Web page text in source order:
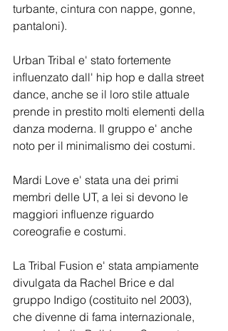
turbante, cintura con nappe, gonne,
pantaloni).
Urban Tribal e' stato fortemente
influenzato dall' hip hop e dalla street
dance, anche se il loro stile attuale
prende in prestito molti elementi della
danza moderna. Il gruppo e' anche
noto per il minimalismo dei costumi.
Mardi Love e' stata una dei primi
membri delle UT, a lei si devono le
maggiori influenze riguardo
coreografie e costumi.
La Tribal Fusion e' stata ampiamente
divulgata da Rachel Brice e dal
gruppo Indigo (costituito nel 2003),
che divenne di fama internazionale,